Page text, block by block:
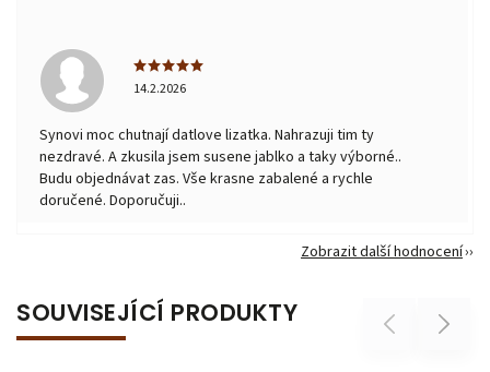
14.2.2026
Synovi moc chutnají datlove lizatka. Nahrazuji tim ty
nezdravé. A zkusila jsem susene jablko a taky výborné..
Budu objednávat zas. Vše krasne zabalené a rychle
doručené. Doporučuji..
Zobrazit další hodnocení
SOUVISEJÍCÍ PRODUKTY Previous Next